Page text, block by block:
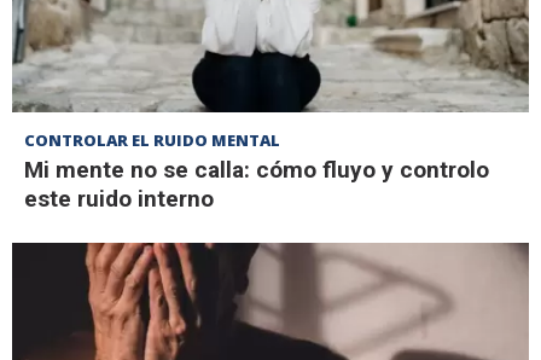
CONTROLAR EL RUIDO MENTAL
Mi mente no se calla: cómo fluyo y controlo
este ruido interno